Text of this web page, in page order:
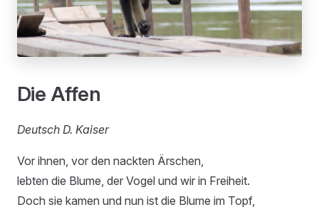
Die Affen
Deutsch D. Kaiser
Vor ihnen, vor den nackten Ärschen,
lebten die Blume, der Vogel und wir in Freiheit.
Doch sie kamen und nun ist die Blume im Topf,